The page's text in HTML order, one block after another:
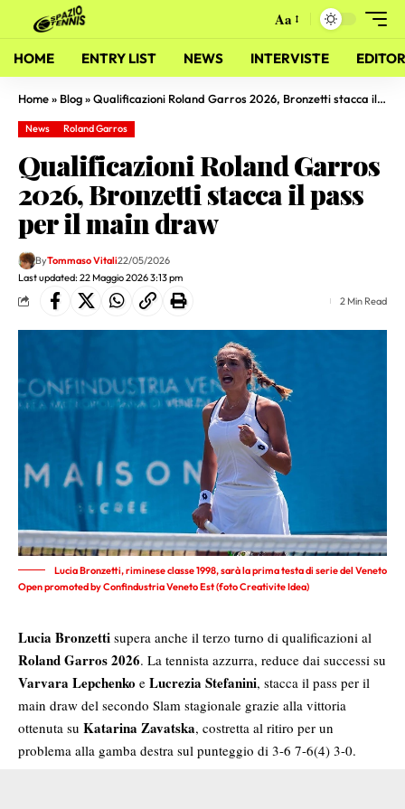
Aa
HOME ENTRY LIST NEWS INTERVISTE
Home» Blog»Qualificazioni Roland Garros 2026, Bronzetti stacca il pass per il main draw
News Roland Garros
Qualificazioni Roland Garros
2026, Bronzetti stacca il pass
per il main draw
Last updated: 22 Maggio 2026 3:13 pm
ByTommaso Vitali22/05/2026
2 Min Read
Lucia Bronzetti, riminese classe 1998, sarà la prima testa di serie del Veneto
Open promoted by Confindustria Veneto Est (foto Creativite Idea)
Lucia Bronzetti supera anche il terzo turno di qualificazioni al
Roland Garros 2026. La tennista azzurra, reduce dai successi su
Varvara Lepchenko e Lucrezia Stefanini, stacca il pass per il
main draw del secondo Slam stagionale grazie alla vittoria
ottenuta su Katarina Zavatska, costretta al ritiro per un
problema alla gamba destra sul punteggio di 3-6 7-6(4) 3-0.